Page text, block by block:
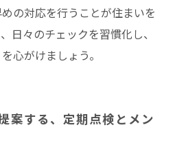
の対応を行うことが住まいを
日々のチェックを習慣化し、
心がけましょう。
案する、定期点検とメン